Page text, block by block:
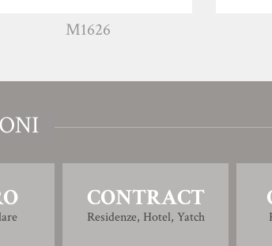
M1626
CONTRACT
Residenze, Hotel, Yatch